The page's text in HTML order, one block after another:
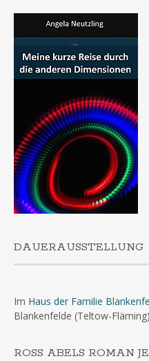
DAUERAUSSTELLUNG
Im Haus der Familie
Blankenfelde (Teltow-
ROSS ABELS ROMAN